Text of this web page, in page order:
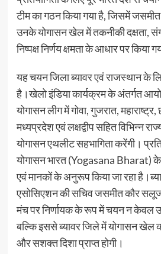
टीम का गठन किया गया है, जिसमें
उनके योगासन खेल में तकनीकी दक्षता,
निष्पक्ष निर्णय क्षमता के आधार पर किया
यह चयन जिला ब्यावर एवं राजस्थान के
है।खेलो इंडिया कार्यक्रम के अंतर्गत
योगासन लीग में गोवा, गुजरात,
मध्यप्रदेश एवं लक्षद्वीप सहित विभिन्न
योगासन एथलीट सहभागिता करेंगी।
योगासन भारत (Yogasana Bharat) के
एवं मानकों के अनुरूप किया जा रहा
एसोसिएशन की सचिव जसमीत कौर सलूजा
मंच पर निर्णायक के रूप में चयन न केवल
बल्कि इससे ब्यावर जिले में योगासन खेल
और सशक्त दिशा प्राप्त होगी।